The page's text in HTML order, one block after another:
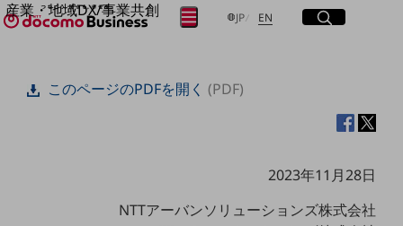
産業・地域DX/事業共創
OPEN HUB for Plural Futures
OPEN HUB for Plural Futuresとは
産業・地域DXプラットフォーマーとして
JP日本語
EN Englishサイト内検索
開く
メニュー
開く
フリーワードを入力して探す
検索する
このページのPDFを開く(PDF)
2023年11月28日
NTTアーバンソリューションズ株式会社